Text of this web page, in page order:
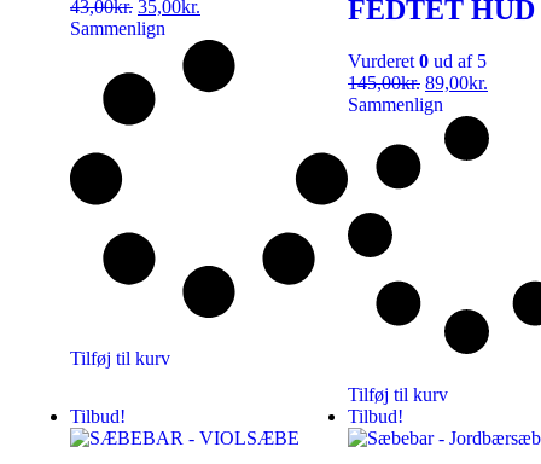
43,00kr. 35,00kr.
Sammenlign
Tilføj til kurv
FEDTET HUD
Vurderet 0 ud af 5
145,00kr. 89,00kr.
Sammenlign
Tilføj til kurv
Tilbud!
Tilbud!